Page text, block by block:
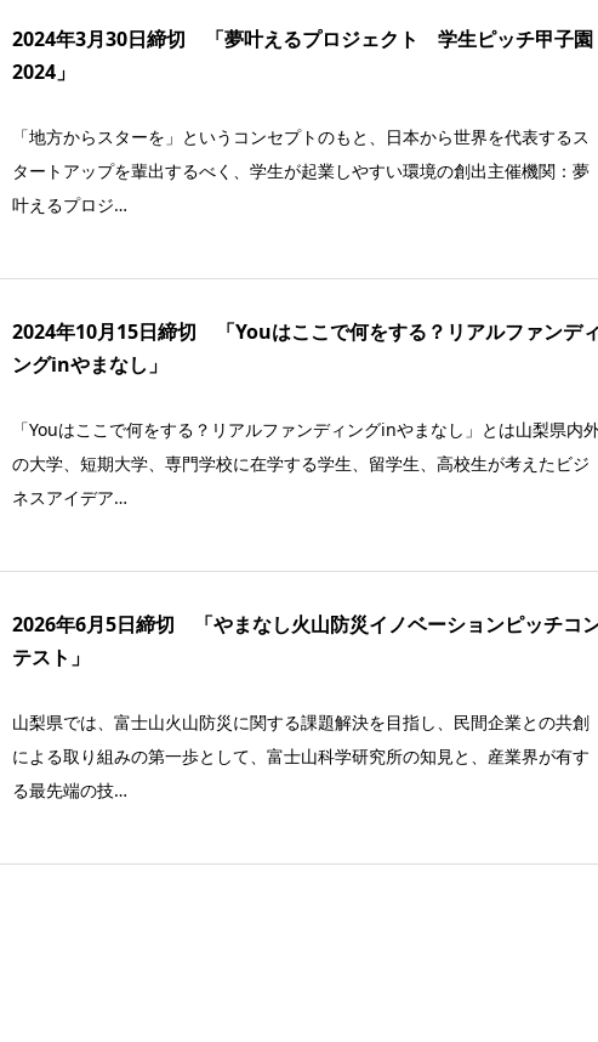
2024年3月30日締切 「夢叶えるプロジェクト 学生ピッチ甲子園
2024」
「地方からスターを」というコンセプトのもと、日本から世界を代表するス
タートアップを輩出するべく、学生が起業しやすい環境の創出主催機関：夢
叶えるプロジ…
2024年10月15日締切 「Youはここで何をする？リアルファンデ
ングinやまなし」
「Youはここで何をする？リアルファンディングinやまなし」とは山梨県内
の大学、短期大学、専門学校に在学する学生、留学生、高校生が考えたビジ
ネスアイデア…
2026年6月5日締切 「やまなし火山防災イノベーションピッチコ
テスト」
山梨県では、富士山火山防災に関する課題解決を目指し、民間企業との共創
による取り組みの第一歩として、富士山科学研究所の知見と、産業界が有す
る最先端の技…